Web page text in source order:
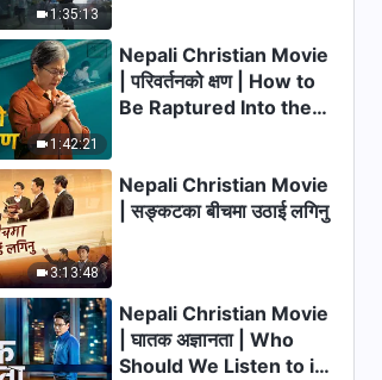
1:35:13
We Enter the Kingdom
of God?
1:42:21
Nepali Christian Movie
| परिवर्तनको क्षण | How to
Be Raptured Into the
3:13:48
Nepali Christian Movie
| सङ्कटका बीचमा उठाई लगिनु
Nepali Christian Movie
| घातक अज्ञानता | Who
Should We Listen to in